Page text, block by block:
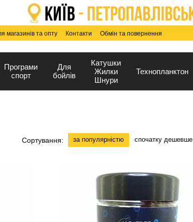
магазинів та опту Контакти
Обмін та повернення
Програми
спорт
Для
бойлів
Катушки
Жилки
Шнури
Технопланктон
Сортування: за популярністю спочатку дешевше